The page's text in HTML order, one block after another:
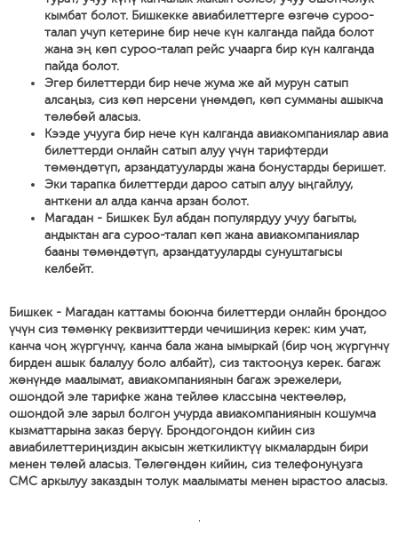
кымбат болот. Бишкекке авиабилеттерге өзгөчө суроо-
талап учуп кетерине бир нече күн калганда пайда болот
жана эң көп суроо-талап рейс учаарга бир күн калганда
пайда болот.
Эгер билеттерди бир нече жума же ай мурун сатып
алсаңыз, сиз көп нерсени үнөмдөп, көп сумманы ашыкча
төлөбөй аласыз.
Кээде учууга бир нече күн калганда авиакомпаниялар авиа
билеттерди онлайн сатып алуу үчүн тарифтерди
төмөндөтүп, арзандатууларды жана бонустарды беришет.
Эки тарапка билеттерди дароо сатып алуу ыңгайлуу,
анткени ал алда канча арзан болот.
Магадан - Бишкек Бул абдан популярдуу учуу багыты,
андыктан ага суроо-талап көп жана авиакомпаниялар
бааны төмөндөтүп, арзандатууларды сунуштагысы
келбейт.
Бишкек - Магадан каттамы боюнча билеттерди онлайн брондоо
үчүн сиз төмөнкү реквизиттерди чечишиңиз керек: ким учат,
канча чоң жүргүнчү, канча бала жана ымыркай (бир чоң жүргүнчү
бирден ашык балалуу боло албайт), сиз тактооңуз керек. багаж
жөнүндө маалымат, авиакомпаниянын багаж эрежелери,
ошондой эле тарифке жана тейлөө классына чектөөлөр,
ошондой эле зарыл болгон учурда авиакомпаниянын кошумча
кызматтарына заказ берүү. Брондогондон кийин сиз
авиабилеттериңиздин акысын жеткиликтүү ыкмалардын бири
менен төлөй аласыз. Төлөгөндөн кийин, сиз телефонуңузга
СМС аркылуу заказдын толук маалыматы менен ырастоо аласыз.
'